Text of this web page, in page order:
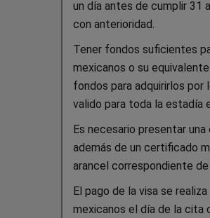
un día antes de cumplir 31
con anterioridad.
Tener fondos suficientes
mexicanos o su
fondos para adquirirlos por
valido para toda la estadía
Es necesario presentar
además de un certificado
arancel correspondiente de
El pago de la visa se
mexicanos el día de la cita